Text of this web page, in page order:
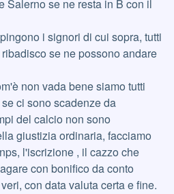
Salerno se ne resta in B con il
i signori di cui sopra, tutti
se ne possono andare
non vada bene siamo tutti
ci sono scadenze da
del calcio non sono
giustizia ordinaria, facciamo
l'iscrizione , il cazzo che
con bonifico da conto
con data valuta certa e fine.